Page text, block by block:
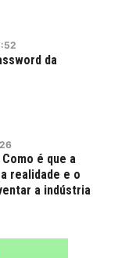
da
é que a
realidade e o
a indústria